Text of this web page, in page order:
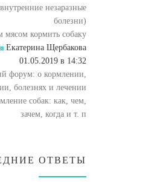
незаразные
болезни)
мясом кормить собаку
Екатерина Щербакова
01.05.2019 в 14:32
форум: о кормлении,
болезнях и лечении
собак: как, чем,
зачем, когда и т. п
ОТВЕТЫ